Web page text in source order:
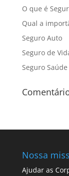
O que é
Qual a
Seguro Auto
Seguro de
Seguro Saúde
Nossa
Ajudar as